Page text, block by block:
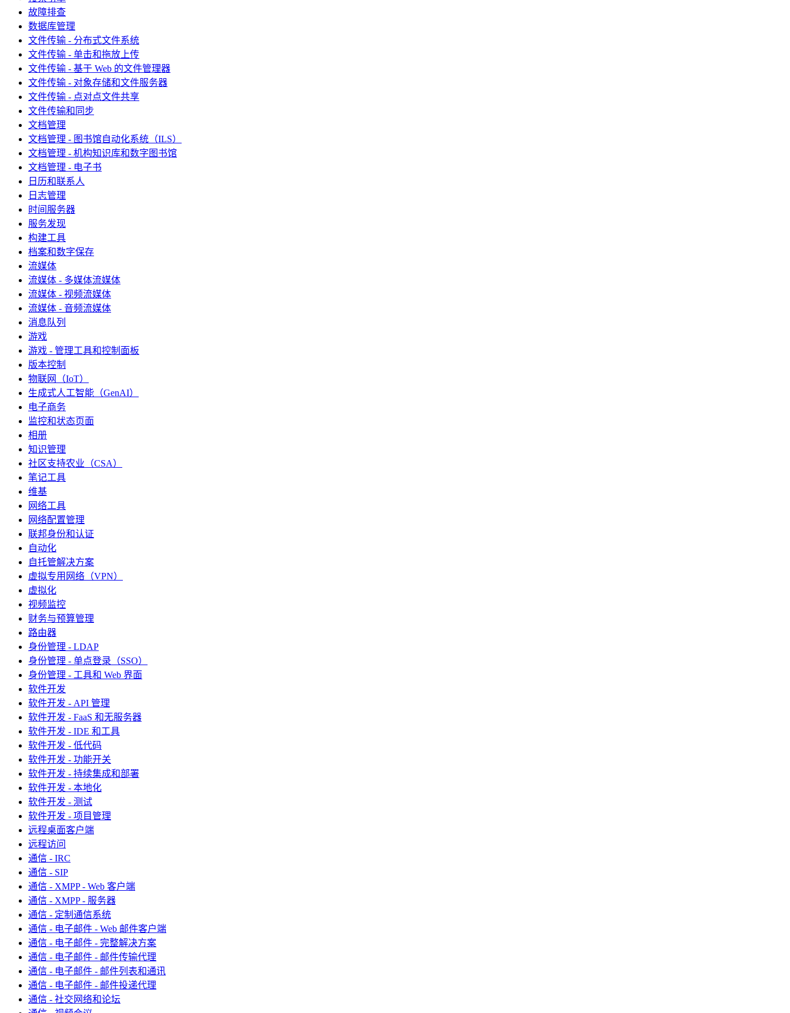
故障排查
数据库管理
文件传输 - 分布式文件系统
文件传输 - 单击和拖放上传
文件传输 - 基于 Web 的文件管理器
文件传输 - 对象存储和文件服务器
文件传输 - 点对点文件共享
文件传输和同步
文档管理
文档管理 - 图书馆自动化系统（ILS）
文档管理 - 机构知识库和数字图书馆
文档管理 - 电子书
日历和联系人
日志管理
时间服务器
服务发现
构建工具
档案和数字保存
流媒体
流媒体 - 多媒体流媒体
流媒体 - 视频流媒体
流媒体 - 音频流媒体
消息队列
游戏
游戏 - 管理工具和控制面板
版本控制
物联网（IoT）
生成式人工智能（GenAI）
电子商务
监控和状态页面
相册
知识管理
社区支持农业（CSA）
笔记工具
维基
网络工具
网络配置管理
联邦身份和认证
自动化
自托管解决方案
虚拟专用网络（VPN）
虚拟化
视频监控
财务与预算管理
路由器
身份管理 - LDAP
身份管理 - 单点登录（SSO）
身份管理 - 工具和 Web 界面
软件开发
软件开发 - API 管理
软件开发 - FaaS 和无服务器
软件开发 - IDE 和工具
软件开发 - 低代码
软件开发 - 功能开关
软件开发 - 持续集成和部署
软件开发 - 本地化
软件开发 - 测试
软件开发 - 项目管理
远程桌面客户端
远程访问
通信 - IRC
通信 - SIP
通信 - XMPP - Web 客户端
通信 - XMPP - 服务器
通信 - 定制通信系统
通信 - 电子邮件 - Web 邮件客户端
通信 - 电子邮件 - 完整解决方案
通信 - 电子邮件 - 邮件传输代理
通信 - 电子邮件 - 邮件列表和通讯
通信 - 电子邮件 - 邮件投递代理
通信 - 社交网络和论坛